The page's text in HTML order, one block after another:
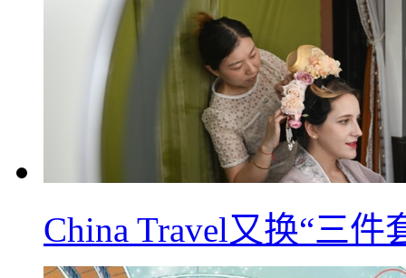
China Travel又换“三